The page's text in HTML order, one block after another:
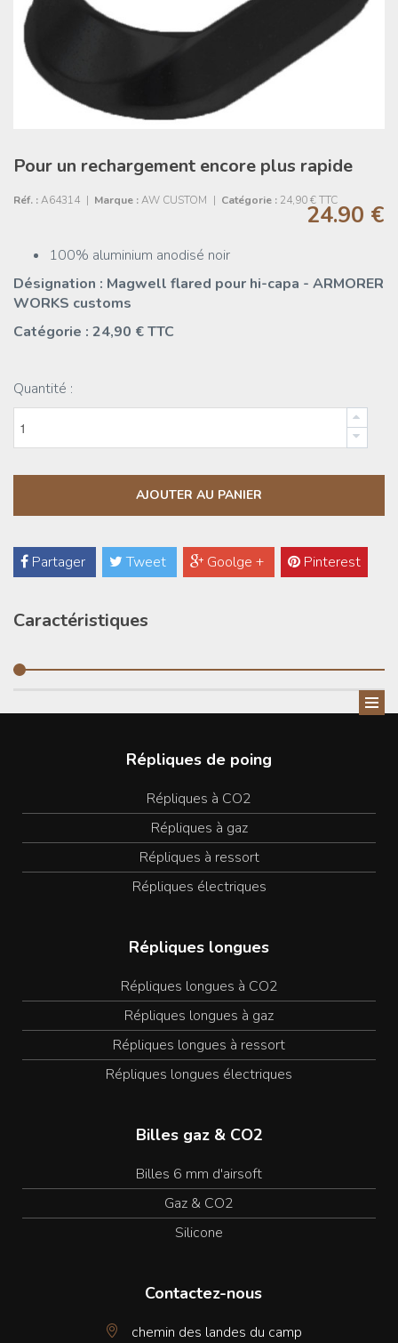
Pour un rechargement encore plus rapide
Réf. :A64314 | Marque :AW CUSTOM | Catégorie : 24,90 € TTC24.90 €
100% aluminium anodisé noir
Désignation : Magwell flared pour hi-capa - ARMORER
WORKS customs
Catégorie : 24,90 € TTC
Quantité :
Partager Tweet Goolge + Pinterest
Caractéristiques
Répliques de poing
Répliques à CO2
Répliques à gaz
Répliques à ressort
Répliques électriques
Répliques longues
Répliques longues à CO2
Répliques longues à gaz
Répliques longues à ressort
Répliques longues électriques
Billes gaz & CO2
Billes 6 mm d'airsoft
Gaz & CO2
Silicone
Contactez-nous
chemin des landes du camp